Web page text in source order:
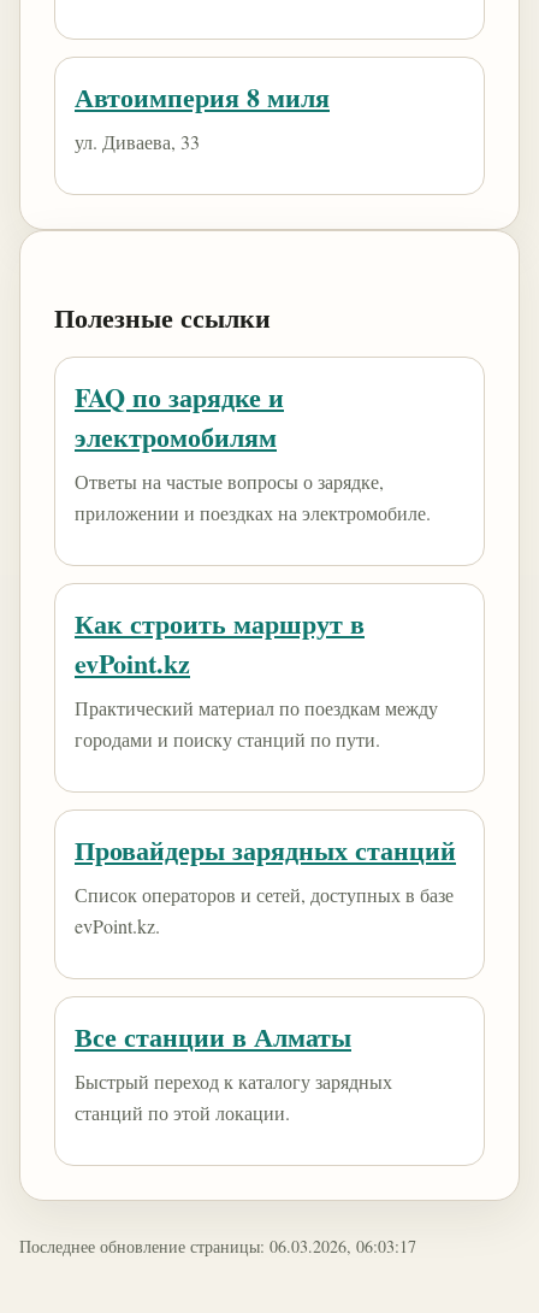
Автоимперия 8 миля
ул. Диваева, 33
Полезные ссылки
FAQ по зарядке и
электромобилям
Ответы на частые вопросы о зарядке,
приложении и поездках на электромобиле.
Как строить маршрут в
evPoint.kz
Практический материал по поездкам между
городами и поиску станций по пути.
Провайдеры зарядных станций
Список операторов и сетей, доступных в базе
evPoint.kz.
Все станции в Алматы
Быстрый переход к каталогу зарядных
станций по этой локации.
Последнее обновление страницы: 06.03.2026, 06:03:17